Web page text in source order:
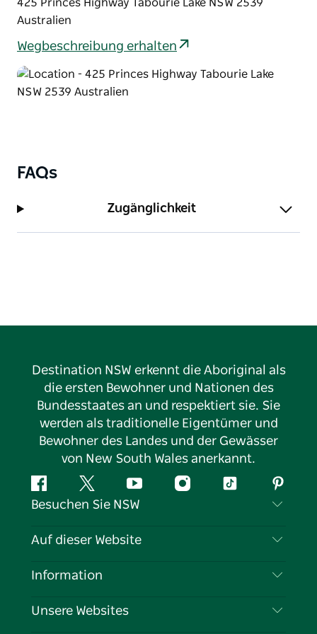
425 Princes Highway Tabourie Lake NSW 2539
Australien
Wegbeschreibung erhalten
FAQs
Zugänglichkeit
Destination NSW erkennt die Aboriginal als
die ersten Bewohner und Nationen des
Bundesstaates an und respektiert sie. Sie
werden als traditionelle Eigentümer und
Bewohner des Landes und der Gewässer
von New South Wales anerkannt.
FacebookTwitter YouTubeInstagramTikTok
Besuchen Sie NSW
Kontaktieren Sie uns
Cookie-Hinweis
Auf dieser Website
Reiseziele
Information
Reiseinformationen
Unsere Websites